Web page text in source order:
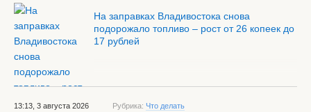
На заправках Владивостока снова
подорожало топливо – рост от 26 копеек до
17 рублей
13:13, 3 августа 2026 Рубрика: Что делать